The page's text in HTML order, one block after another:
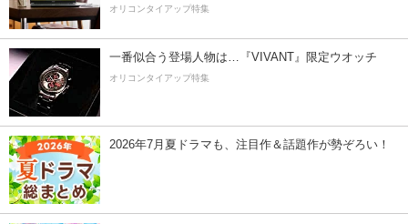
オリコンタイアップ特集
一番似合う登場人物は…『VIVANT』限定ウオッチ
オリコンタイアップ特集
2026年7月夏ドラマも、注目作＆話題作が勢ぞろい！